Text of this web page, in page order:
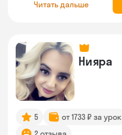
Читать дальше
Нияра
5 от 1733 ₽ за урок